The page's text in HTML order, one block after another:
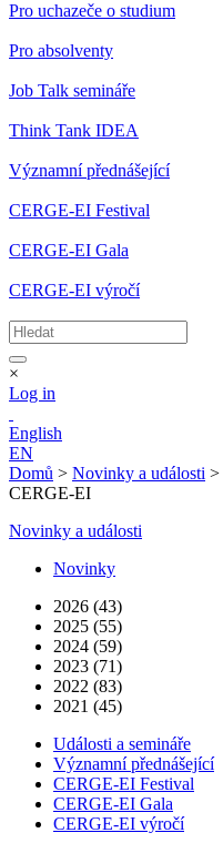
Pro uchazeče o studium
Pro absolventy
Job Talk semináře
Think Tank IDEA
Významní přednášející
CERGE-EI Festival
CERGE-EI Gala
CERGE-EI výročí
×
Log in
English
EN
Domů > Novinky a události >
CERGE-EI
Novinky a události
Novinky
2026 (43)
2025 (55)
2024 (59)
2023 (71)
2022 (83)
2021 (45)
Události a semináře
Významní přednášející
CERGE-EI Festival
CERGE-EI Gala
CERGE-EI výročí